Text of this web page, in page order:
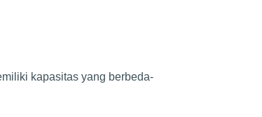
kapasitas yang berbeda-